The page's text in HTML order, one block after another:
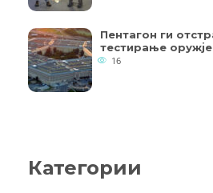
Пентагон ги
тестирање оружје
16
Категории